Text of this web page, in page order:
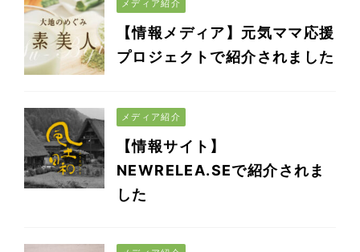
メディア紹介
【情報メディア】元気ママ応援
プロジェクトで紹介されました
メディア紹介
【情報サイト】
NEWRELEA.SEで紹介されま
した